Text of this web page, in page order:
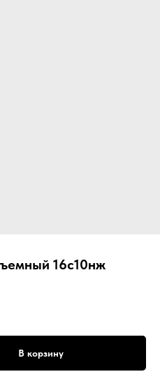
16с10нж
В корзину